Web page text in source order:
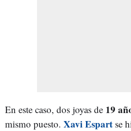
En este caso, dos joyas de 19
mismo puesto. Xavi Espart se